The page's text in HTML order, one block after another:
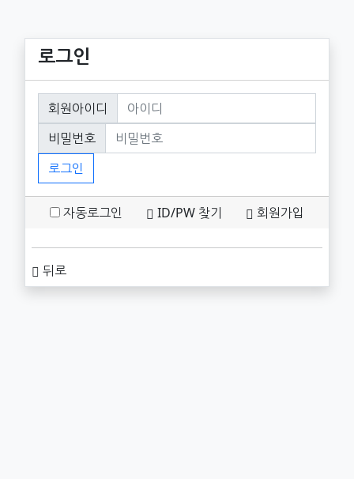
로그인
회원로그인
회원아이디
필수
비밀번호
필수
로그인
자동로그인 ID/PW 찾기 회원가입
뒤로